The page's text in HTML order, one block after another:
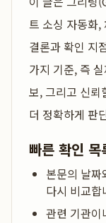
트 소싱 자동화,
결론과 확인 지
가지 기준, 즉
보, 그리고 신뢰
더 정확하게 판
빠른 확인 목
본문의 날짜
다시 비교합
관련 기관이